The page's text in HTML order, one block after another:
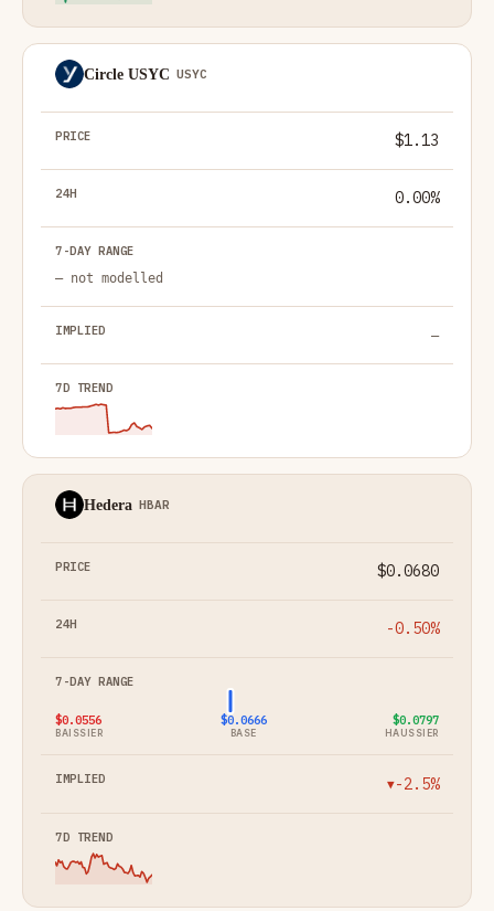
Circle USYC USYC
$1.13
0.00%
— not modelled
—
Hedera HBAR
$0.0680
-0.50%
$0.0556
BAISSIER
$0.0666
BASE
$0.0797
HAUSSIER
▼-2.5%